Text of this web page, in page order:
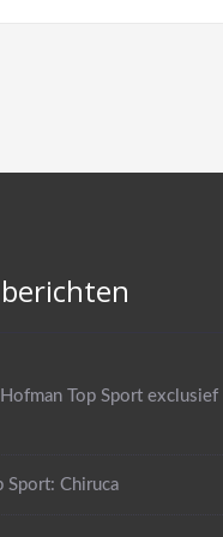
Top Sport exclusief
Sport: Chiruca